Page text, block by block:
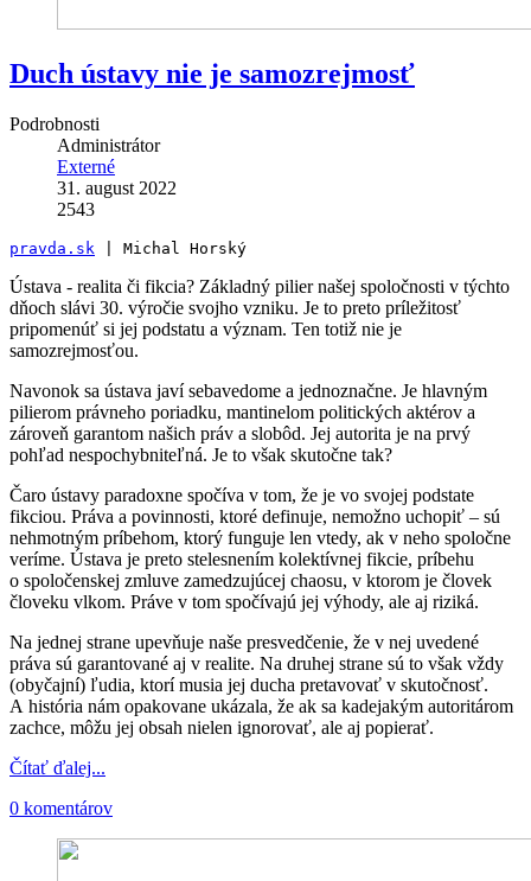
Duch ústavy nie je samozrejmosť
Podrobnosti
Administrátor
Externé
31. august 2022
2543
pravda.sk | Michal Horský
Ústava - realita či fikcia? Základný pilier našej spoločnosti v týchto
dňoch slávi 30. výročie svojho vzniku. Je to preto príležitosť
pripomenúť si jej podstatu a význam. Ten totiž nie je
samozrejmosťou.
Navonok sa ústava javí sebavedome a jednoznačne. Je hlavným
pilierom právneho poriadku, mantinelom politických aktérov a
zároveň garantom našich práv a slobôd. Jej autorita je na prvý
pohľad nespochybniteľná. Je to však skutočne tak?
Čaro ústavy paradoxne spočíva v tom, že je vo svojej podstate
fikciou. Práva a povinnosti, ktoré definuje, nemožno uchopiť – sú
nehmotným príbehom, ktorý funguje len vtedy, ak v neho spoločne
veríme. Ústava je preto stelesnením kolektívnej fikcie, príbehu
o spoločenskej zmluve zamedzujúcej chaosu, v ktorom je človek
človeku vlkom. Práve v tom spočívajú jej výhody, ale aj riziká.
Na jednej strane upevňuje naše presvedčenie, že v nej uvedené
práva sú garantované aj v realite. Na druhej strane sú to však vždy
(obyčajní) ľudia, ktorí musia jej ducha pretavovať v skutočnosť.
A história nám opakovane ukázala, že ak sa kadejakým autoritárom
zachce, môžu jej obsah nielen ignorovať, ale aj popierať.
Čítať ďalej...
0 komentárov